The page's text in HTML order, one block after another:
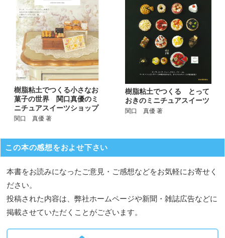
樹脂粘土でつくる小さなお
菓子の世界 関口真優のミ
ニチュアスイーツショップ
関口 真優 著
樹脂粘土でつくる とって
おきのミニチュアスイーツ
関口 真優 著
この本の感想をおよせ下さい
本書をお読みになったご意見・ご感想などをお気軽にお寄せく
ださい。
投稿された内容は、弊社ホームページや新聞・雑誌広告などに
掲載させていただくことがございます。